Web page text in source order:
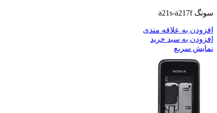
سونگ a21s-a217f
افزودن به علاقه مندی
افزودن به سبد خرید
نمایش سریع